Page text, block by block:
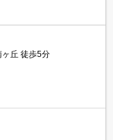
丘 徒歩5分